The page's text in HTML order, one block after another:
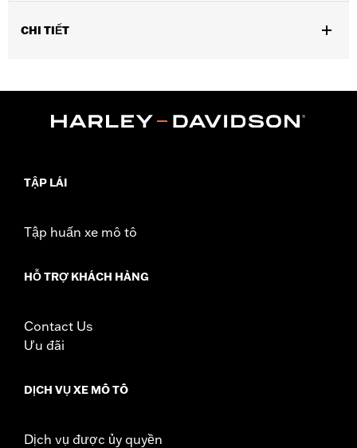
CHI TIẾT
FLHXU and FLTRXRRSE) and '09-later Trike models with
Original equipment or accessory wheel with 3.25" bolt circle
Position On Bike:
Material:Steel
WARRANTY:1 year limited warranty – Go to
TẬP LÁI
Tập huấn xe mô tô
HỖ TRỢ KHÁCH HÀNG
Contact Us
Ưu đãi
DỊCH VỤ XE MÔ TÔ
Dịch vụ được ủy quyền